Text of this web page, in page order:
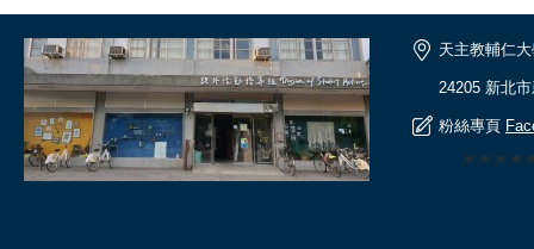
天主教輔仁
24205 新北
粉絲專頁